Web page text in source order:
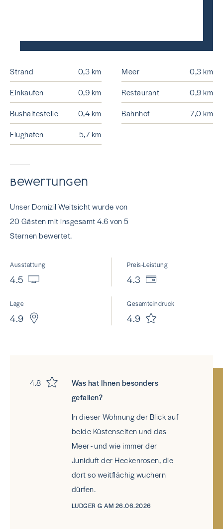
Strand 0,3 km Meer
0,3 km
Einkaufen
0,9 km Restaurant
0,9 km
Bushaltestelle
0,4 km Bahnhof
7,0 km
Flughafen
5,7 km
Bewertungen
Unser Domizil Weitsicht wurde von
20 Gästen mit insgesamt 4.6 von 5
Sternen bewertet.
Ausstattung
4.5
Preis-Leistung
4.3
Lage
4.9
Gesamteindruck
4.9
4.8
Was hat Ihnen besonders
gefallen?
In dieser Wohnung der Blick auf
beide Küstenseiten und das
Meer - und wie immer der
Juniduft der Heckenrosen, die
dort so weitflächig wuchern
dürfen.
LUDGER G AM 26.06.2026